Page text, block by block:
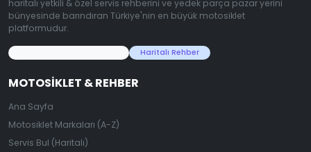
haritalı yetkili & özel servis rehberini ve yedek parça pazar yerini
bünyesinde barındıran Türkiye'nin en büyük motosiklet
platformudur.
Haritalı Rehber
MOTOSIKLET & REHBER
Ana Sayfa
Motosiklet Markaları (A-Z)
Servis Bul (Haritalı)